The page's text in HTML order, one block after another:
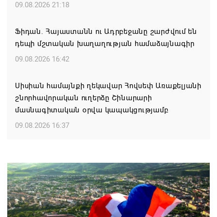
09.08.2026 21:18
Ֆիդան. Հայաստանն ու Ադրբեջանը շարժվում են
դեպի մշտական խաղաղության համաձայնագիր
09.08.2026 16:42
Սիսիան համայնքի ղեկավար Հովսեփ Առաքելյանի
շնորհավորական ուղերձը Շինարարի
մասնագիտական օրվա կապակցությամբ
09.08.2026 16:37
կատարեցին Զանգեզուրի պղնձամոլիբդենային
կոմբինատի հանքավայր
09.08.2026 16:29